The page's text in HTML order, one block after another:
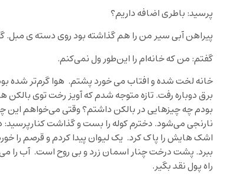
پرسید: باطری اضافه داریم؟
پیراهن آبی سیر من را هم گذاشته بود روی دسته ی مبل.
گفتم: من که خانه‌ام را این‌طور ول نمی‌کنم.
خانه لخت شده و افتاب می خورد پشتم. هوا گرم‌تر شده
برق دوباره رفت. تازه متوجه شدم که آویز رخت توی بالکن
بودم چه چیزهایی در بالکن داشتم؟ وقتی می‌خواهم این
نارنجی می‌شود. دخترم کوله را بست و گذاشت
اشک هایش را پاک کرد. یک لیوان پیدا کردم و قرصم را
ببرد. پشت درخت چنار اسمان زرد و بی روح است. آب را
راه پول نقد بگیر.